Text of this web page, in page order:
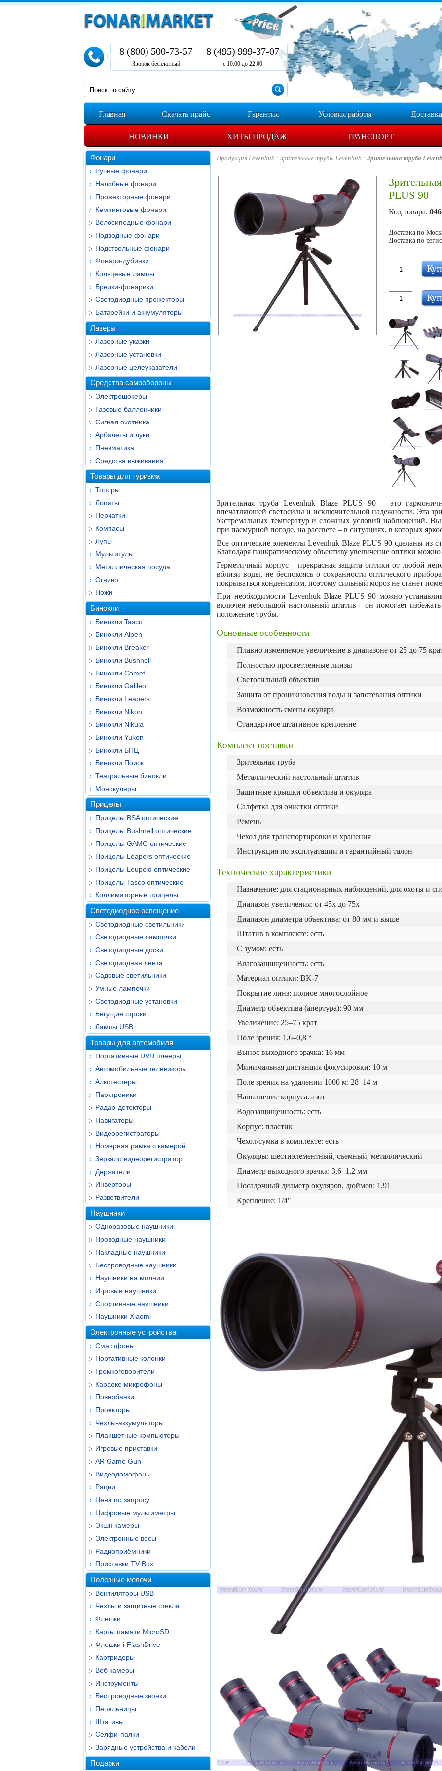
8 (800) 500-73-57
Звонок бесплатный
8 (495) 999-37-07
с 10:00 до 22:00
Главная Скачать прайс Гарантия Условия работы Доставка
НОВИНКИ ХИТЫ ПРОДАЖ ТРАНСПОРТ
Фонари
Ручные фонари
Налобные фонари
Прожекторные фонари
Кемпинговые фонари
Велосипедные фонари
Подводные фонари
Подствольные фонари
Фонари-дубинки
Кольцевые лампы
Брелки-фонарики
Светодиодные прожекторы
Батарейки и аккумуляторы
Лазеры
Лазерные указки
Лазерные установки
Лазерные целеуказатели
Средства самообороны
Электрошокеры
Газовые баллончики
Сигнал охотника
Арбалеты и луки
Пневматика
Средства выживания
Товары для туризма
Топоры
Лопаты
Перчатки
Компасы
Лупы
Мультитулы
Металлическая посуда
Огниво
Ножи
Бинокли
Бинокли Tasco
Бинокли Alpen
Бинокли Breaker
Бинокли Bushnell
Бинокли Comet
Бинокли Galileo
Бинокли Leapers
Бинокли Nikon
Бинокли Nikula
Бинокли Yukon
Бинокли БПЦ
Бинокли Поиск
Театральные бинокли
Монокуляры
Прицелы
Прицелы BSA оптические
Прицелы Bushnell оптические
Прицелы GAMO оптические
Прицелы Leapers оптические
Прицелы Leupold оптические
Прицелы Tasco оптические
Коллиматорные прицелы
Светодиодное освещение
Светодиодные светильники
Светодиодные лампочки
Светодиодные доски
Светодиодная лента
Садовые светильники
Умные лампочки
Светодиодные установки
Бегущие строки
Лампы USB
Товары для автомобиля
Портативные DVD плееры
Автомобильные телевизоры
Алкотестеры
Парктроники
Радар-детекторы
Навигаторы
Видеорегистраторы
Номерная рамка с камерой
Зеркало видеорегистратор
Держатели
Инверторы
Разветвители
Наушники
Одноразовые наушники
Проводные наушники
Накладные наушники
Беспроводные наушники
Наушники на молнии
Игровые наушники
Спортивные наушники
Наушники Xiaomi
Электронные устройства
Смартфоны
Портативные колонки
Громкоговорители
Караоке микрофоны
Повербанки
Проекторы
Чехлы-аккумуляторы
Планшетные компьютеры
Игровые приставки
AR Game Gun
Видеодомофоны
Рации
Цена по запросу
Цифровые мультиметры
Экшн камеры
Электронные весы
Радиоприёмники
Приставки TV Box
Полезные мелочи
Вентиляторы USB
Чехлы и защитные стекла
Флешки
Карты памяти MicroSD
Флешки i-FlashDrive
Картридеры
Веб камеры
Инструменты
Беспроводные звонки
Пепельницы
Штативы
Селфи-палки
Зарядные устройства и кабели
Подарки
Продукция Levenhuk Зрительные трубы Levenhuk Зрительная труба
PLUS 90
Код товара:
Доставка по
Доставка по
Зрительная труба Levenhuk Blaze PLUS 90 – это
впечатляющей светосилы и исключительной надежности. Эта
экстремальных температур и сложных условий наблюдений. Вы
при пасмурной погоде, на рассвете – в ситуациях, в которых
Все оптические элементы Levenhuk Blaze PLUS 90 сделаны из
Благодаря панкратическому объективу увеличение оптики
Герметичный корпус – прекрасная защита оптики от любой
вблизи воды, не беспокоясь о сохранности оптического
покрываться конденсатом, поэтому сильный мороз не станет
При необходимости Levenhuk Blaze PLUS 90 можно
включен небольшой настольный штатив – он помогает
положение трубы.
Основные особенности
Плавно изменяемое увеличение в диапазоне от 25 до 75
Полностью просветленные линзы
Светосильный объектив
Защита от проникновения воды и запотевания оптики
Возможность смены окуляра
Стандартное штативное крепление
Комплект поставки
Зрительная труба
Металлический настольный штатив
Защитные крышки объектива и окуляра
Салфетка для очистки оптики
Ремень
Чехол для транспортировки и хранения
Инструкция по эксплуатации и гарантийный талон
Технические характеристики
Назначение: для стационарных наблюдений, для охоты и
Диапазон увеличения: от 45х до 75х
Диапазон диаметра объектива: от 80 мм и выше
Штатив в комплекте: есть
С зумом: есть
Влагозащищенность: есть
Материал оптики: BK-7
Покрытие линз: полное многослойное
Диаметр объектива (апертура): 90 мм
Увеличение: 25–75 крат
Поле зрения: 1,6–0,8 °
Вынос выходного зрачка: 16 мм
Минимальная дистанция фокусировки: 10 м
Поле зрения на удалении 1000 м: 28–14 м
Наполнение корпуса: азот
Водозащищенность: есть
Корпус: пластик
Чехол/сумка в комплекте: есть
Окуляры: шестиэлементный, съемный, металлический
Диаметр выходного зрачка: 3,6–1,2 мм
Посадочный диаметр окуляров, дюймов: 1,91
Крепление: 1/4"